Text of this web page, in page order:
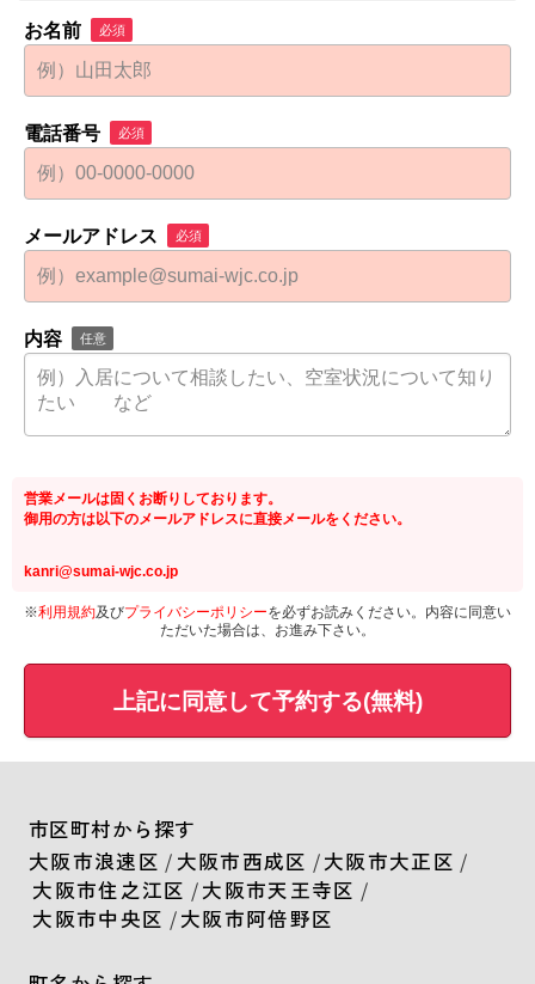
お名前 必須
電話番号 必須
メールアドレス 必須
内容 任意
営業メールは固くお断りしております。
御用の方は以下のメールアドレスに直接メールをください。
kanri@sumai-wjc.co.jp
※利用規約及びプライバシーポリシーを必ずお読みください。内容に同意い
ただいた場合は、お進み下さい。
上記に同意して予約する(無料)
市区町村から探す
大阪市浪速区 / 大阪市西成区 /大阪市大正区 /
大阪市住之江区 /大阪市天王寺区 /
大阪市中央区 /大阪市阿倍野区